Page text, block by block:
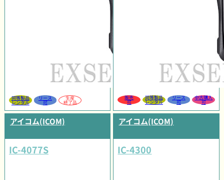
同等製品
レンタル
リース
可
生産
終了品
販売
可
同等製品
レンタル
リース
可
中古購入
可
アイコム(ICOM)
IC-4077S
アイコム(ICOM)
IC-4300